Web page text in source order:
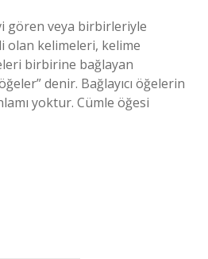
gören veya birbirleriyle
olan kelimeleri, kelime
birbirine bağlayan
denir. Bağlayıcı öğelerin
yoktur. Cümle öğesi